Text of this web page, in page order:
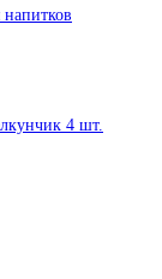
4 шт.